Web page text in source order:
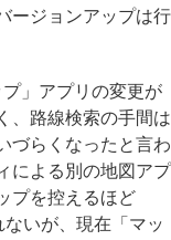
ージョンアップは行
」アプリの変更が
、路線検索の手間は
づらくなったと言わ
による別の地図アプ
プを控えるほど
ないが、現在「マッ